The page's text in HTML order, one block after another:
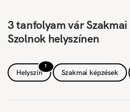
3 tanfolyam vár
Szolnok helyszínen
1
Helyszín Szakmai képzések